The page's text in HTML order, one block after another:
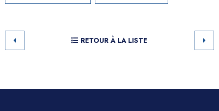
RETOUR À LA LISTE